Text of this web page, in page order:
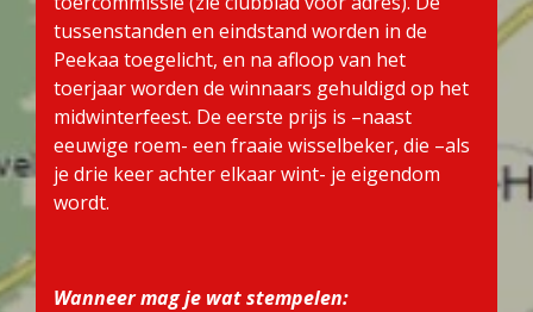
tussenstanden en eindstand worden in de
Peekaa toegelicht, en na afloop van het
toerjaar worden de winnaars gehuldigd op het
midwinterfeest. De eerste prijs is –naast
eeuwige roem- een fraaie wisselbeker, die –als
je drie keer achter elkaar wint- je eigendom
wordt.
Wanneer mag je wat stempelen: